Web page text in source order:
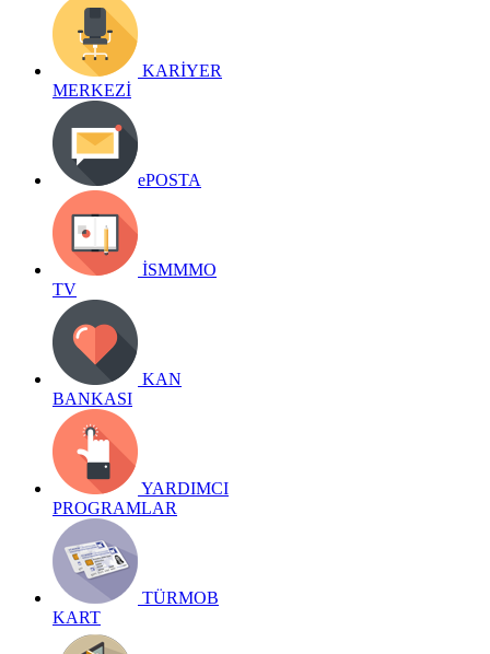
KARİYER
MERKEZİ
ePOSTA
İSMMMO
TV
KAN
BANKASI
YARDIMCI
PROGRAMLAR
TÜRMOB
KART